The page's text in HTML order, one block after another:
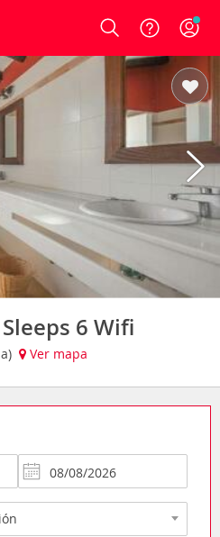
Login
6 Wifi
Ver mapa